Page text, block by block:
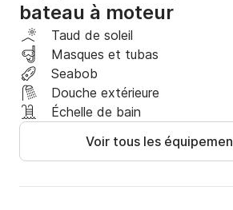
Arrivée/Départ : 10h00 à 17h00
Capacité : 5 personnes
Suppléments :
- Skipper : 100 € par jour
- Carburant
bateau à moteur
Taud de soleil
Masques et tubas
Seabob
Douche extérieure
Échelle de bain
Voir tous les